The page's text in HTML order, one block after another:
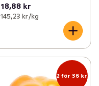
18,88 kr
145,23 kr /kg
2 för 36 kr